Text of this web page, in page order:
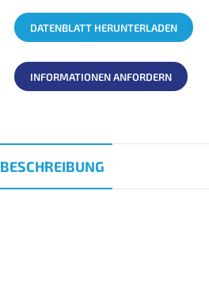
DATENBLATT HERUNTERLADEN
INFORMATIONEN ANFORDERN
BESCHREIBUNG